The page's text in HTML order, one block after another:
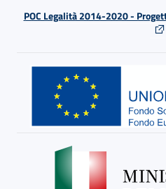
POC Legalità 2014-2020 -